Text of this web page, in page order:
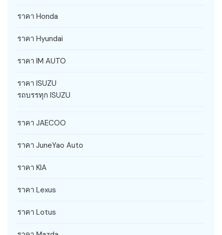
ราคา Honda
ราคา Hyundai
ราคา IM AUTO
ราคา ISUZU
รถบรรทุก ISUZU
ราคา JAECOO
ราคา JuneYao Auto
ราคา KIA
ราคา Lexus
ราคา Lotus